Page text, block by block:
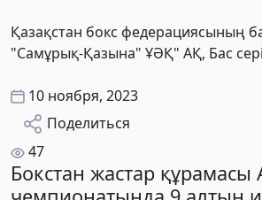
Қазақстан бокс федерациясының
"Самұрық-Қазына" ҰӘҚ" АҚ, Бас
10 ноября, 2023
Поделиться
47
Бокстан жастар құрамасы